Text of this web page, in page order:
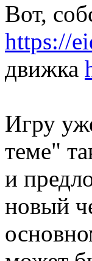
Вот,
https://
движка
Игру
теме"
и
новый